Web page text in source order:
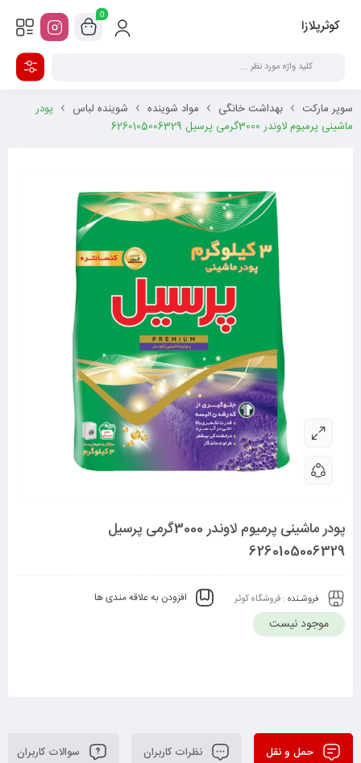
کوثرپلازا
0
سوپر مارکت بهداشت خانگی مواد شوینده شوینده لباس
پودر
ماشینی پرمیوم لاوندر 3000گرمی پرسیل 6260105006329
پودر ماشینی پرمیوم لاوندر 3000گرمی پرسیل
6260105006329
فروشـنده : فروشگاه کوثر افزودن به علاقه مندی ها
موجود نیست
حمل و نقل نظرات کاربران سوالات کاربران